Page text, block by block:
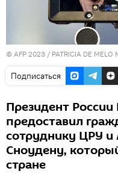
© AFP 2023 / PATRICIA DE MELO
Подписаться
Президент
предоставил
сотруднику ЦРУ
Сноудену,
стране